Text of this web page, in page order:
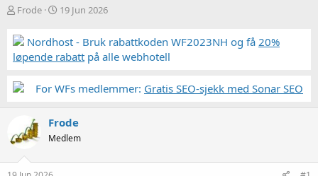
T
å
d
s
a
r
Frode
S
r
t
a
19 Jun 2026
Nordhost - Bruk rabattkoden WF2023NH og få 20%
løpende rabatt på alle webhotell
For WFs medlemmer: Gratis SEO-sjekk med Sonar SEO
Frode
Medlem